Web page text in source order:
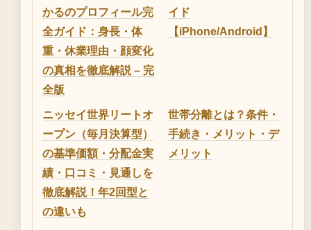
かるのプロフィール完
全ガイド：身長・体
重・休業理由・顔変化
の真相を徹底解説 – 完
全版
イド
【iPhone/Android】
ニッセイ世界リートオ
ープン（毎月決算型）
の基準価額・分配金実
績・口コミ・見通しを
徹底解説！年2回型と
の違いも
世帯分離とは？条件・
手続き・メリット・デ
メリット